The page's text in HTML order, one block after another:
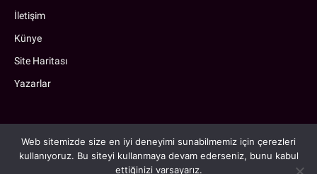
İletişim
Künye
Site Haritası
Yazarlar
Web sitemizde size en iyi deneyimi sunabilmemiz için çerezleri
kullanıyoruz. Bu siteyi kullanmaya devam ederseniz, bunu kabul
ettiğinizi varsayarız.